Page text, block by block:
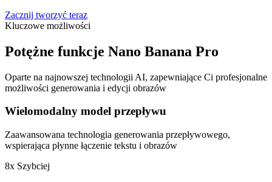
Zacznij tworzyć teraz
Kluczowe możliwości
Potężne funkcje Nano Banana Pro
Oparte na najnowszej technologii AI, zapewniające Ci profesjonalne
możliwości generowania i edycji obrazów
Wielomodalny model przepływu
Zaawansowana technologia generowania przepływowego,
wspierająca płynne łączenie tekstu i obrazów
8x Szybciej